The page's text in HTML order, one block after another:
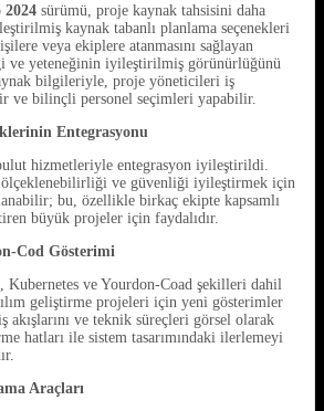
sürümü, proje kaynak tahsisini daha
kaynak tabanlı planlama seçenekleri
veya ekiplere atanmasını sağlayan
ve yeteneğinin iyileştirilmiş görünürlüğünü
bilgileriyle, proje yöneticileri iş
ve bilinçli personel seçimleri yapabilir.
Entegrasyonu
hizmetleriyle entegrasyon iyileştirildi.
ve güvenliği iyileştirmek için
bu, özellikle birkaç ekipte kapsamlı
büyük projeler için faydalıdır.
Cod Gösterimi
ve Yourdon-Coad şekilleri dahil
geliştirme projeleri için yeni gösterimler
akışlarını ve teknik süreçleri görsel olarak
hatları ile sistem tasarımındaki ilerlemeyi
Araçları